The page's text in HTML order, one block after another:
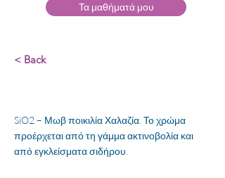
Τα μαθήματά μου
< Back
SiO2 – Μωβ ποικιλία Χαλαζία. Το χρώμα
προέρχεται από τη γάμμα ακτινοβολία και
από εγκλείσματα σιδήρου.